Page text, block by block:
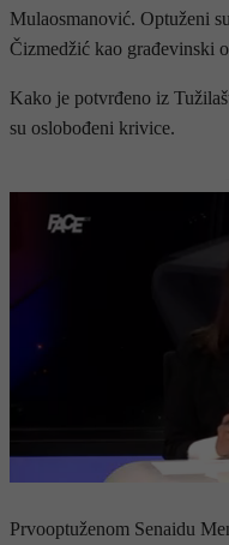
Mulaosmanović. Optuženi
Čizmedžić kao građevinski
Kako je potvrđeno iz
su oslobođeni krivice.
Prvooptuženom Senaidu